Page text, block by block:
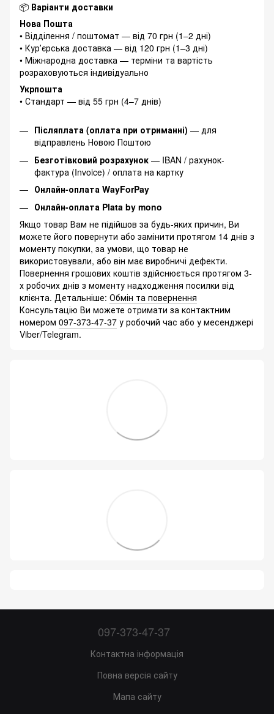
📦 Варіанти доставки
Нова Пошта
• Відділення / поштомат — від 70 грн (1–2 дні)
• Курʼєрська доставка — від 120 грн (1–3 дні)
• Міжнародна доставка — терміни та вартість
розраховуються індивідуально
Укрпошта
• Стандарт — від 55 грн (4–7 днів)
Післяплата (оплата при отриманні) — для
відправлень Новою Поштою
Безготівковий розрахунок — IBAN / рахунок-
фактура (Invoice) / оплата на картку
Онлайн-оплата WayForPay
Онлайн-оплата Plata by mono
Якщо товар Вам не підійшов за будь-яких причин, Ви
можете його повернути або замінити протягом 14 днів з
моменту покупки, за умови, що товар не
використовували, або він має виробничі дефекти.
Повернення грошових коштів здійснюється протягом 3-
х робочих днів з моменту надходження посилки від
клієнта. Детальніше: Обмін та повернення
Консультацію Ви можете отримати за контактним
номером 097-373-47-37 у робочий час або у месенджері
Viber/Telegram.
097-373-47-37
Контактна інформація
Повна версія сайту
Мапа сайту